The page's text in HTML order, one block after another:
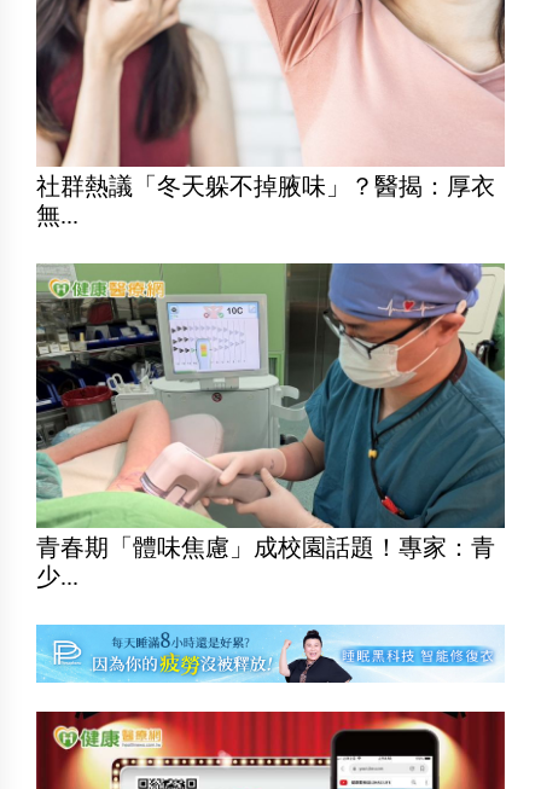
社群熱議「冬天躲不掉腋味」？醫揭：厚衣
無...
青春期「體味焦慮」成校園話題！專家：青
少...